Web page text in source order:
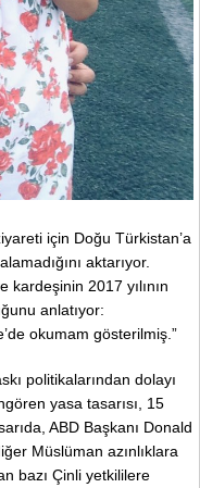
için Doğu Türkistan’a
aktarıyor.
kardeşinin 2017 yılının
anlatıyor:
okumam gösterilmiş.”
politikalarından dolayı
yasa tasarısı, 15
ABD Başkanı Donald
Müslüman azınlıklara
bazı Çinli yetkililere